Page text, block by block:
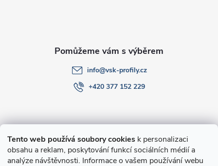
Tento web používá soubory cookies k personalizaci
obsahu a reklam, poskytování funkcí sociálních médií a
analýze návštěvnosti. Informace o vašem používání webu
O nákupu
info@vsk-profily.cz
+420 377 152 229